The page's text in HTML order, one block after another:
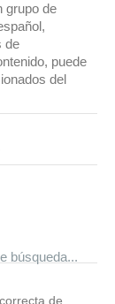
grupo de
de
puede
del
búsqueda...
de